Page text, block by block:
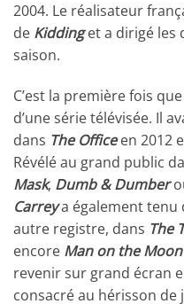
2004. Le réalisateur
de Kiddinget a dirigé les
saison.
C’est la première fois
d’une série télévisée. Il
dans The Officeen 2012
Révélé au grand public
Mask, Dumb & Dumber
Carreya également tenu
autre registre, dans The
encore Man on the Moon
revenir sur grand écran
consacré au hérisson de